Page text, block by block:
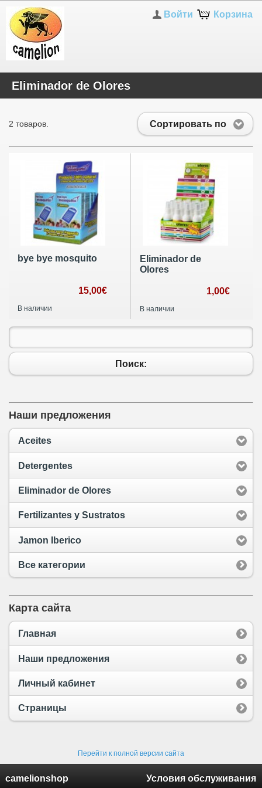
Корзина
Войти
Eliminador de Olores
Сортировать по
2 товаров.
bye bye mosquito
15,00€
В наличии
Eliminador de
Olores
1,00€
В наличии
Поиск:
Наши предложения
Aceites
Detergentes
Eliminador de Olores
Fertilizantes y Sustratos
Jamon Iberico
Все категории
Карта сайта
Главная
Наши предложения
Личный кабинет
Страницы
Перейти к полной версии сайта
camelionshop Условия обслуживания